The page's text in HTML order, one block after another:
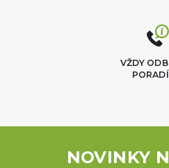
VŽDY
NOVINKY